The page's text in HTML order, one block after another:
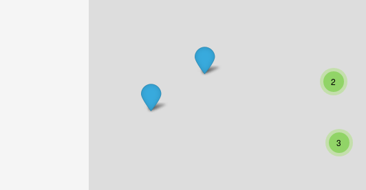
3
2